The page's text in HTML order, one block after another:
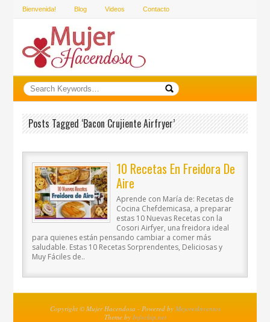
Bienvenida! Blog Videos Contacto
Posts Tagged ‘bacon Crujiente Airfryer’
10 Recetas En Freidora De
Aire
Aprende con María de: Recetas de
Cocina Chefdemicasa, a preparar
estas 10 Nuevas Recetas con la
Cosori Airfyer, una freidora ideal
para quienes están pensando cambiar a comer más
saludable. Estas 10 Recetas Sorprendentes, Deliciosas y
Muy Fáciles de..
Copyright © Mujer Hacendosa - Powered by MejoresInventos
Theme by Infochip.net